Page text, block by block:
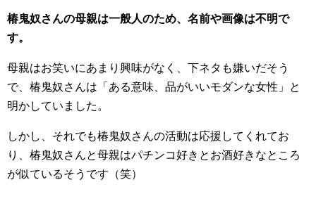
椿鬼奴さんの母親は一般人のため、名前や画像は不明で
す。
母親はお笑いにあまり興味がなく、下ネタも嫌いだそう
で、椿鬼奴さんは「ある意味、品がいいモダンな女性」と
明かしていました。
しかし、それでも椿鬼奴さんの活動は応援してくれてお
り、椿鬼奴さんと母親はパチンコ好きとお酒好きなところ
が似ているそうです（笑）